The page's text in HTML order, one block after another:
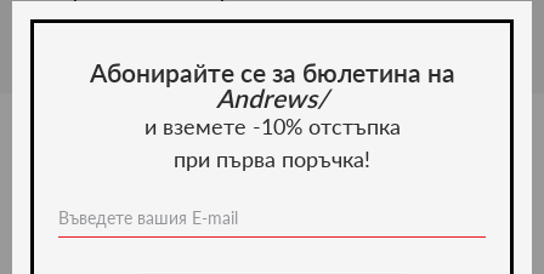
Абонирайте се за бюлетина на
Andrews/
и вземете -10% отстъпка
при първа поръчка!